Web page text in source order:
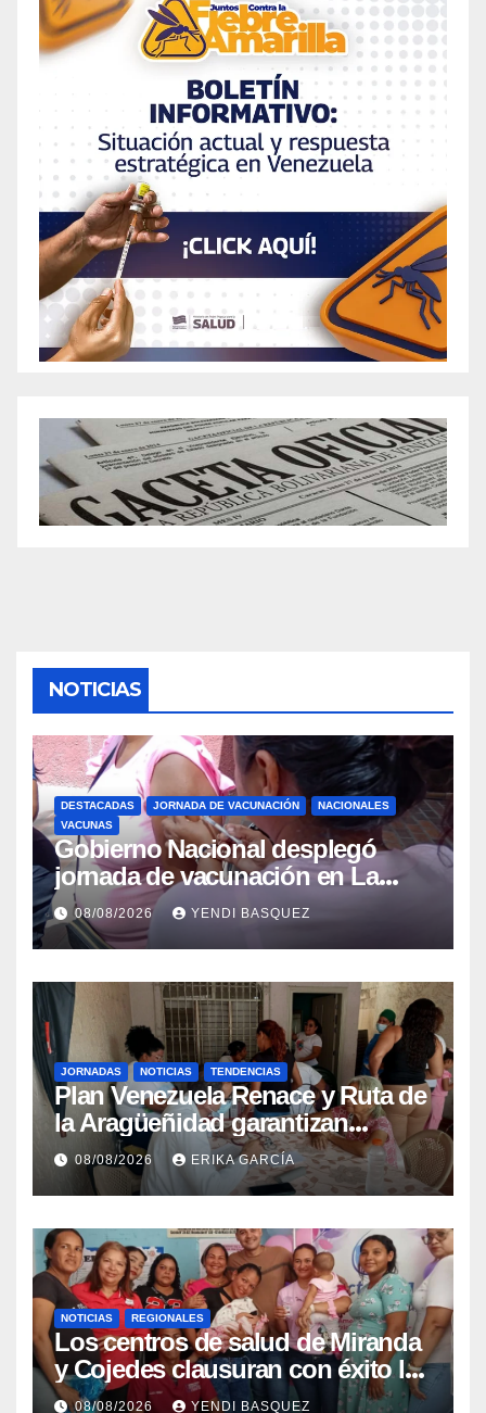
NOTICIAS
DESTACADAS JORNADA DE VACUNACIÓN
NACIONALES
VACUNAS
Gobierno Nacional desplegó
jornada de vacunación en La
Guaira para garantizar protección
epidemiológica
08/08/2026 YENDI BASQUEZ
JORNADAS NOTICIAS TENDENCIAS
Plan Venezuela Renace y Ruta de
la Aragüeñidad garantizan
atención médica integral en
Aragua
08/08/2026 ERIKA GARCÍA
NOTICIAS REGIONALES
Los centros de salud de Miranda
y Cojedes clausuran con éxito la
Semana Mundial de la Lactancia
08/08/2026 YENDI BASQUEZ